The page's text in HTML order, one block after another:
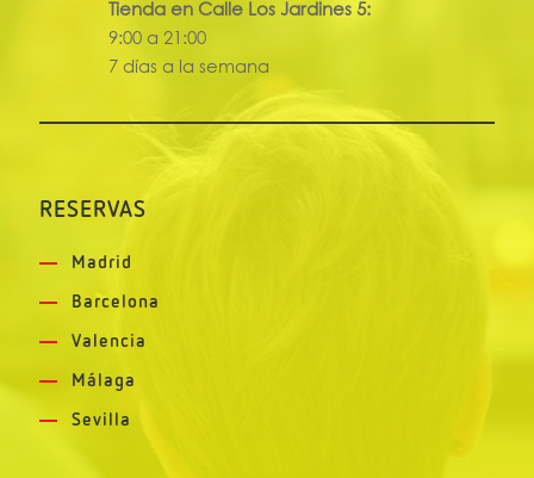
Tienda en Calle Los Jardines 5:
9:00 a 21:00
7 días a la semana
RESERVAS
Madrid
Barcelona
Valencia
Málaga
Sevilla